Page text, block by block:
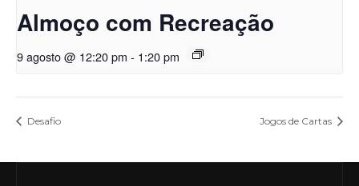
Almoço com Recreação
9 agosto @ 12:20 pm - 1:20 pm
Desafio Jogos de Cartas